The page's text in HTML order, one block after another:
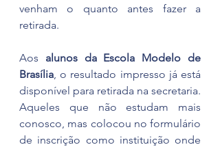
venham o quanto antes fazer a
retirada.
Aos alunos da Escola Modelo de
Brasília , o resultado impresso já está
disponível para retirada na secretaria.
Aqueles que não estudam mais
conosco, mas colocou no formulário
de inscrição como instituição onde